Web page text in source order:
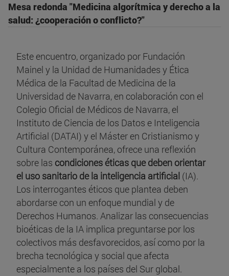
Mesa redonda "Medicina algorítmica y derecho a la
salud: ¿cooperación o conflicto?"
Este encuentro, organizado por Fundación
Mainel y la Unidad de Humanidades y Ética
Médica de la Facultad de Medicina de la
Universidad de Navarra, en colaboración con el
Colegio Oficial de Médicos de Navarra, el
Instituto de Ciencia de los Datos e Inteligencia
Artificial (DATAI) y el Máster en Cristianismo y
Cultura Contemporánea, ofrece una reflexión
sobre las condiciones éticas que deben orientar
el uso sanitario de la inteligencia artificial (IA).
Los interrogantes éticos que plantea deben
abordarse con un enfoque mundial y de
Derechos Humanos. Analizar las consecuencias
bioéticas de la IA implica preguntarse por los
colectivos más desfavorecidos, así como por la
brecha tecnológica y social que afecta
especialmente a los países del Sur global.